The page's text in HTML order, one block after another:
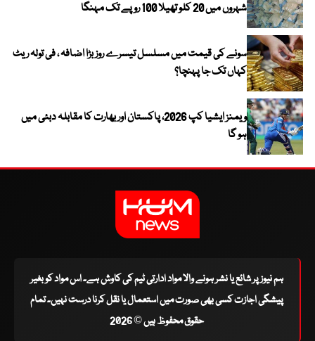
شہروں میں 20 کلو تھیلا 100 روپے تک مہنگا
سونے کی قیمت میں مسلسل تیسرے روز بڑا اضافہ ، فی تولہ ریٹ
کہاں تک جا پہنچا؟
ویمنز ایشیا کپ 2026، پاکستان اور بھارت کا مقابلہ دبئی میں
ہو گا
ہم نیوز پر شائع یا نشر ہونے والا مواد ادارتی ٹیم کی کاوش ہے۔ اس مواد کو بغیر
پیشگی اجازت کسی بھی صورت میں استعمال یا نقل کرنا درست نہیں۔ تمام
حقوق محفوظ ہیں © 2026